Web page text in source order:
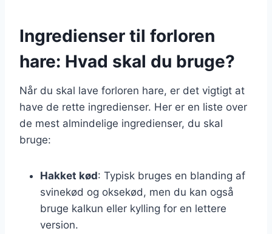
Ingredienser til forloren
hare: Hvad skal du bruge?
Når du skal lave forloren hare, er det vigtigt at
have de rette ingredienser. Her er en liste over
de mest almindelige ingredienser, du skal
bruge:
Hakket kød: Typisk bruges en blanding af
svinekød og oksekød, men du kan også
bruge kalkun eller kylling for en lettere
version.